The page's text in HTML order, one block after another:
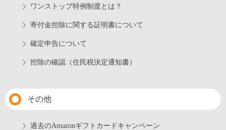
ワンストップ特例制度とは？
寄付金控除に関する証明書について
確定申告について
控除の確認（住民税決定通知書）
その他
過去のAmazonギフトカードキャンペーン